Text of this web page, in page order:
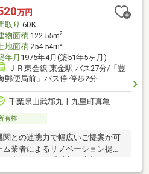
万円
取り 6DK
物面積122.55m2
地面積254.54m2
年月1975年4月(築51年5ヶ月)
ＪＲ東金線 東金駅 バス27分/「豊
郵便局前」バス停 停歩2分
千葉県山武郡九十九里町真亀
有権
との連携力で幅広いご提案が可
業者によるリノベーション提案
出します。「購入・売却・リフ
ださい。